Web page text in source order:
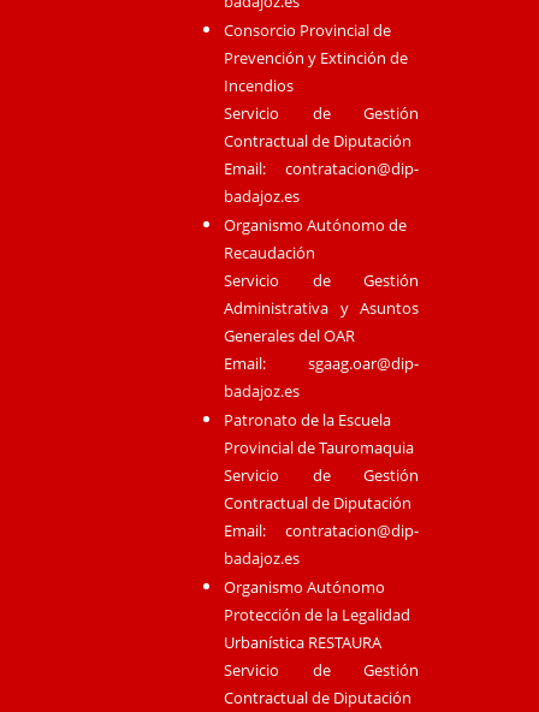
Consorcio Provincial de
Prevención y Extinción de
Incendios
Servicio de Gestión
Contractual de Diputación
Email:contratacion@dip-
badajoz.es
Organismo Autónomo de
Recaudación
Servicio de Gestión
Administrativa y Asuntos
Generales del OAR
Email:sgaag.oar@dip-
badajoz.es
Patronato de la Escuela
Provincial de Tauromaquia
Servicio de Gestión
Contractual de Diputación
Email:contratacion@dip-
badajoz.es
Organismo Autónomo
Protección de la Legalidad
Urbanística RESTAURA
Servicio de Gestión
Contractual de Diputación